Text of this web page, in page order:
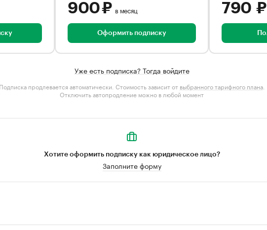
900 ₽ в месяц
Оформить подписку
790 ₽
Уже есть подписка? Тогда войдите
Подписка продлевается автоматически. Стоимость зависит от выбранного тарифного плана.
Отключить автопродление можно в любой момент
Хотите оформить подписку как юридическое лицо?
Заполните форму